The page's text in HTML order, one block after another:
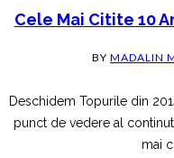
Cele Mai Citite 10
BY MADALIN
Deschidem Topurile din
punct de vedere al
mai